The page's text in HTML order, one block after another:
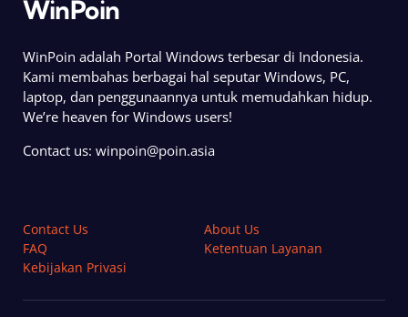
WinPoin
WinPoin adalah Portal Windows terbesar di Indonesia.
Kami membahas berbagai hal seputar Windows, PC,
laptop, dan penggunaannya untuk memudahkan hidup.
We’re heaven for Windows users!
Contact us: winpoin@poin.asia
Contact Us
About Us
FAQ
Ketentuan Layanan
Kebijakan Privasi